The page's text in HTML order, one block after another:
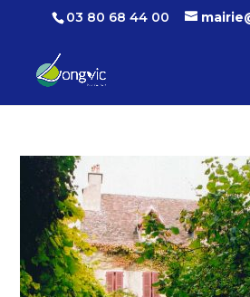
03 80 68 44 00